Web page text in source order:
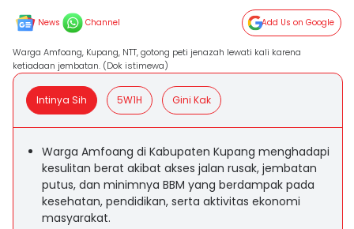
News Channel Add Us on Google
Warga Amfoang, Kupang, NTT, gotong peti jenazah lewati kali karena
ketiadaan jembatan. (Dok istimewa)
Intinya Sih 5W1H Gini Kak
Warga Amfoang di Kabupaten Kupang menghadapi
kesulitan berat akibat akses jalan rusak, jembatan
putus, dan minimnya BBM yang berdampak pada
kesehatan, pendidikan, serta aktivitas ekonomi
masyarakat.